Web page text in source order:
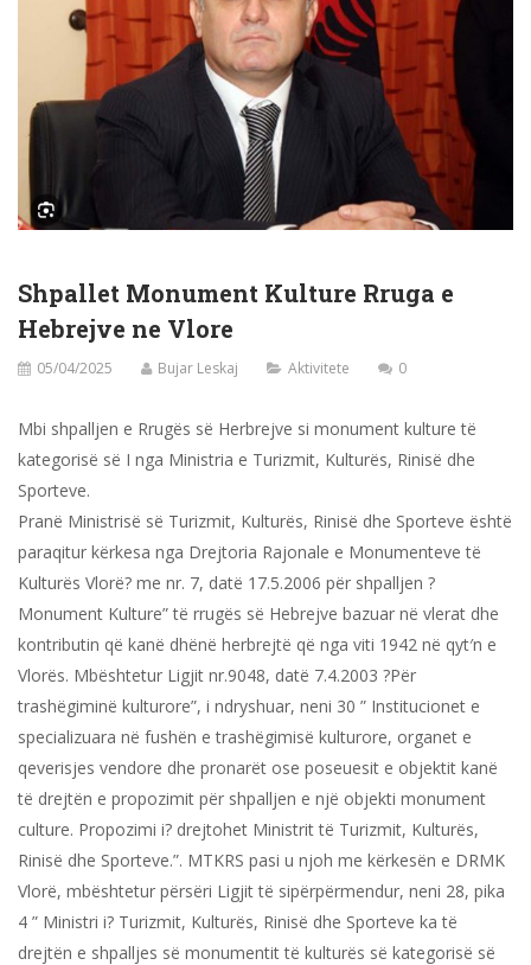
Shpallet Monument Kulture Rruga e
Hebrejve ne Vlore
05/04/2025 Bujar Leskaj Aktivitete 0
Mbi shpalljen e Rrugës së Herbrejve si monument kulture të
kategorisë së I nga Ministria e Turizmit, Kulturës, Rinisë dhe
Sporteve.
Pranë Ministrisë së Turizmit, Kulturës, Rinisë dhe Sporteve është
paraqitur kërkesa nga Drejtoria Rajonale e Monumenteve të
Kulturës Vlorë? me nr. 7, datë 17.5.2006 për shpalljen ?
Monument Kulture” të rrugës së Hebrejve bazuar në vlerat dhe
kontributin që kanë dhënë herbrejtë që nga viti 1942 në qyt′n e
Vlorës. Mbështetur Ligjit nr.9048, datë 7.4.2003 ?Për
trashëgiminë kulturore”, i ndryshuar, neni 30 ” Institucionet e
specializuara në fushën e trashëgimisë kulturore, organet e
qeverisjes vendore dhe pronarët ose poseuesit e objektit kanë
të drejtën e propozimit për shpalljen e një objekti monument
culture. Propozimi i? drejtohet Ministrit të Turizmit, Kulturës,
Rinisë dhe Sporteve.”. MTKRS pasi u njoh me kërkesën e DRMK
Vlorë, mbështetur përsëri Ligjit të sipërpërmendur, neni 28, pika
4 ” Ministri i? Turizmit, Kulturës, Rinisë dhe Sporteve ka të
drejtën e shpalljes së monumentit të kulturës së kategorisë së